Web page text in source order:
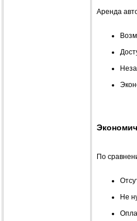
Аренда
По
Не